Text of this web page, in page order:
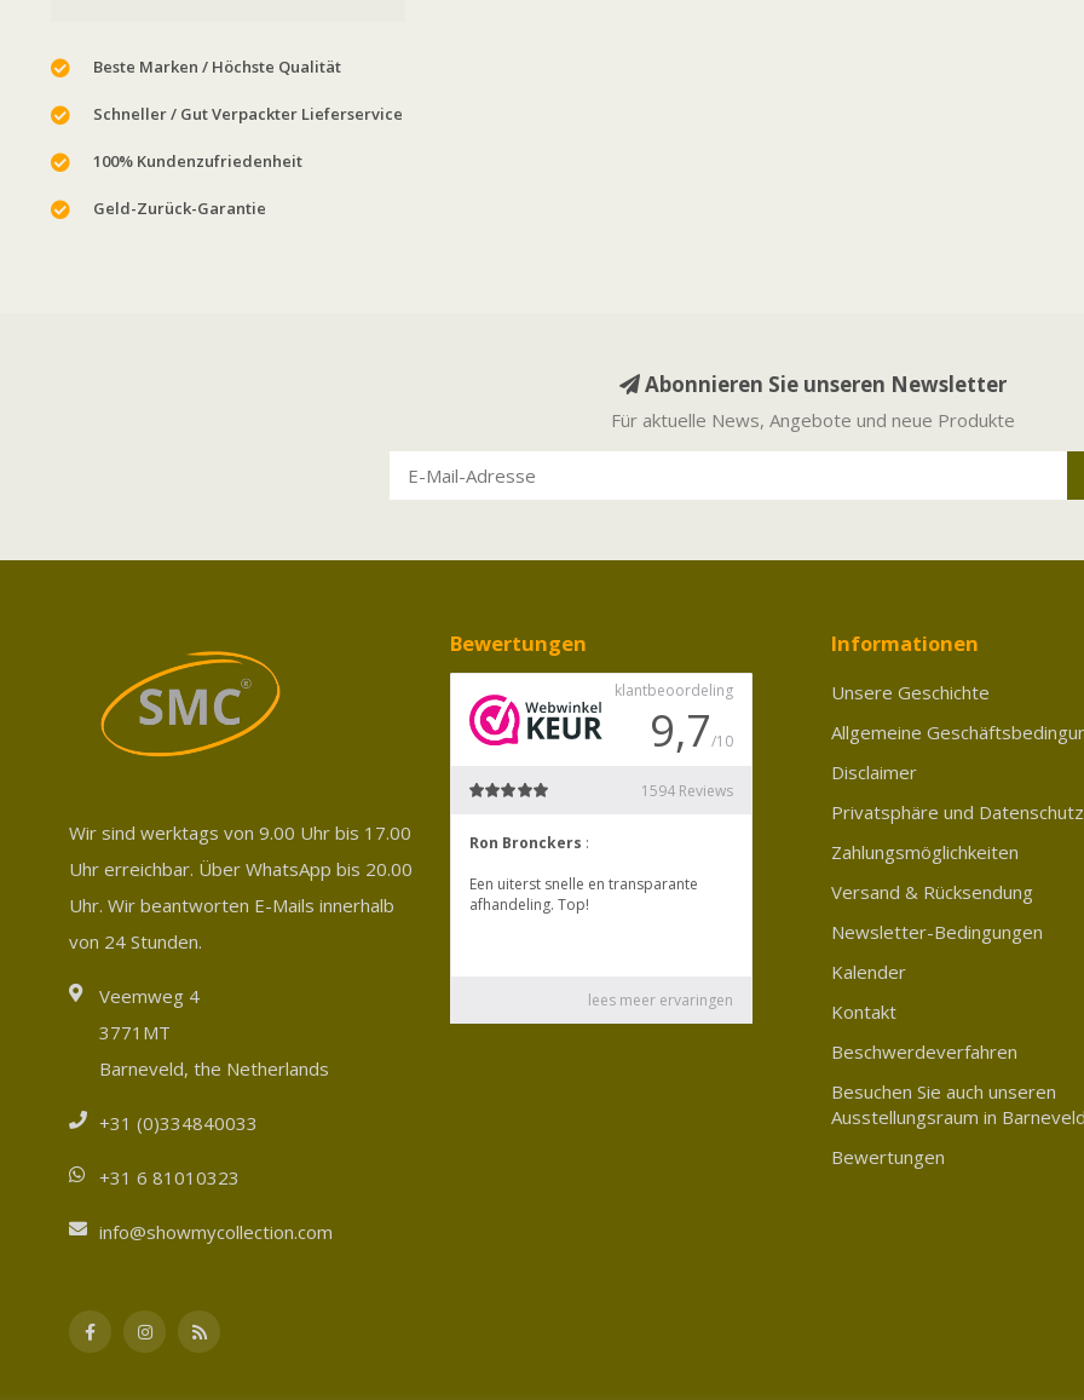
Beste Marken / Höchste Qualität
Schneller / Gut Verpackter Lieferservice
100% Kundenzufriedenheit
Geld-Zurück-Garantie
Abonnieren Sie unseren Newsletter
Für aktuelle News, Angebote und neue Produkte
Wir sind werktags von 9.00 Uhr bis 17.00
Uhr erreichbar. Über WhatsApp bis 20.00
Uhr. Wir beantworten E-Mails innerhalb
von 24 Stunden.
Veemweg 4
3771MT
Barneveld, the Netherlands
+31 (0)334840033
+31 6 81010323
info@showmycollection.com
Bewertungen Informationen
Unsere Geschichte
Allgemeine
Disclaimer
Privatsphäre und Datenschutz
Zahlungsmöglichkeiten
Versand & Rücksendung
Newsletter-Bedingungen
Kalender
Kontakt
Beschwerdeverfahren
Besuchen Sie auch unseren
Ausstellungsraum in
Bewertungen